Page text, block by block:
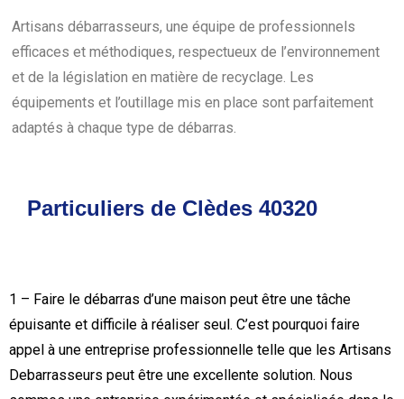
Artisans débarrasseurs, une équipe de professionnels
efficaces et méthodiques, respectueux de l’environnement
et de la législation en matière de recyclage. Les
équipements et l’outillage mis en place sont parfaitement
adaptés à chaque type de débarras.
Particuliers de Clèdes 40320
1 – Faire le débarras d’une maison peut être une tâche
épuisante et difficile à réaliser seul. C’est pourquoi faire
appel à une entreprise professionnelle telle que les Artisans
Debarrasseurs peut être une excellente solution. Nous